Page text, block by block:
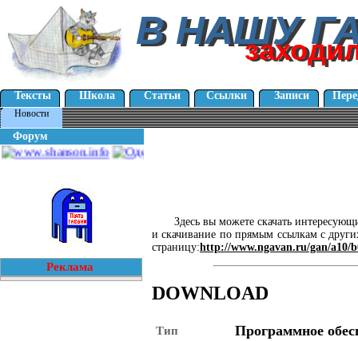
В НАШУ
В НАШУ
Тексты Школа Статьи Ссылки Записи
Новости
Форум
Реклама
Здесь вы можете скачать
и скачивание по прямым ссылкам с
страницу:http://www.ngavan.ru/gan/a10/
DOWNLOAD
Тип Программное